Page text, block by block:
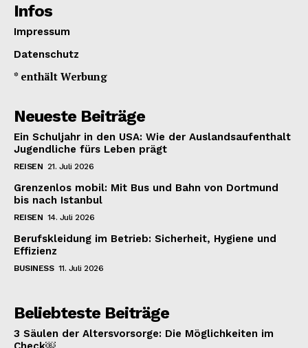
Infos
Impressum
Datenschutz
* enthält Werbung
Neueste Beiträge
Ein Schuljahr in den USA: Wie der Auslandsaufenthalt
Jugendliche fürs Leben prägt
REISEN 21. Juli 2026
Grenzenlos mobil: Mit Bus und Bahn von Dortmund
bis nach Istanbul
REISEN 14. Juli 2026
Berufskleidung im Betrieb: Sicherheit, Hygiene und
Effizienz
BUSINESS 11. Juli 2026
Beliebteste Beiträge
3 Säulen der Altersvorsorge: Die Möglichkeiten im